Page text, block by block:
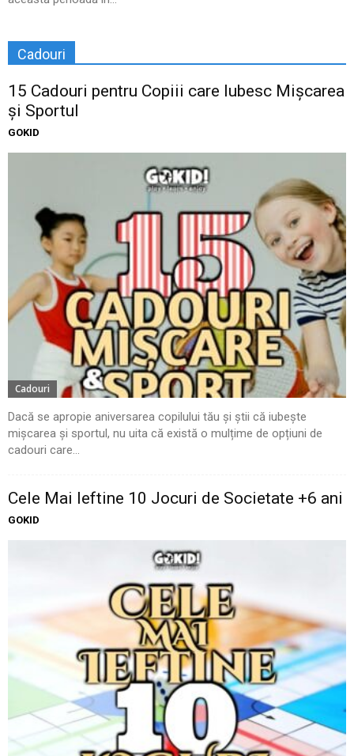
Cadouri
15 Cadouri pentru Copiii care Iubesc Mișcarea
și Sportul
GOKID
Cadouri
Dacă se apropie aniversarea copilului tău și știi că iubește
mișcarea și sportul, nu uita că există o mulțime de opțiuni de
cadouri care...
Cele Mai Ieftine 10 Jocuri de Societate +6 ani
GOKID